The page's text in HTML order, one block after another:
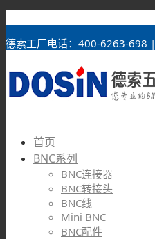
德索工厂电话：400-6263-698
首页
BNC系列
BNC连接器
BNC转接头
BNC线
Mini BNC
BNC配件